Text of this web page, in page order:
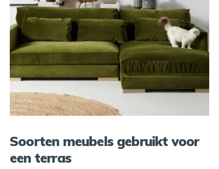
Soorten meubels gebruikt voor
een terras